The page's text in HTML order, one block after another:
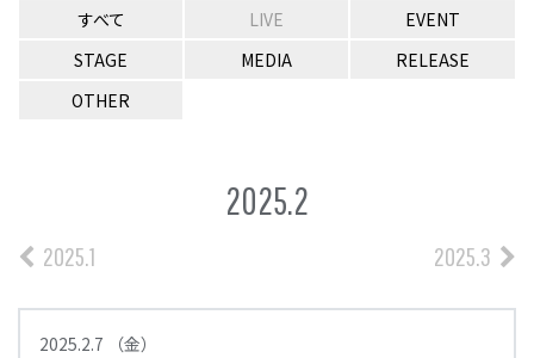
すべて LIVE
EVENT
STAGE
MEDIA
RELEASE
OTHER
2025.2
2025.1 2025.3
2025.2.7 （金）